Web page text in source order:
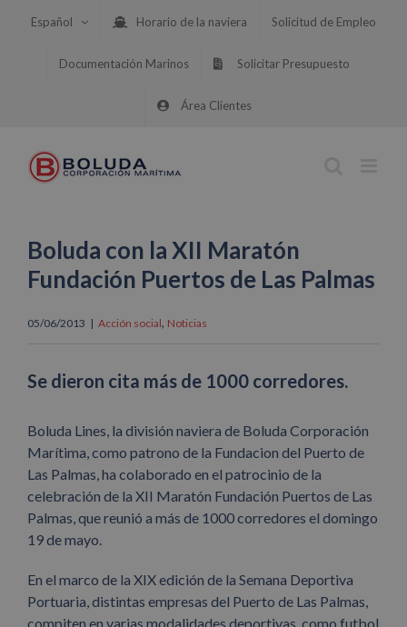
Español Horario de la naviera Solicitud de Empleo
Documentación Marinos Solicitar Presupuesto
Área Clientes
Boluda con la XII Maratón
Fundación Puertos de Las Palmas
05/06/2013 | Acción social, Noticias
Se dieron cita más de 1000 corredores.
Boluda Lines, la división naviera de Boluda Corporación
Marítima, como patrono de la Fundacion del Puerto de
Las Palmas, ha colaborado en el patrocinio de la
celebración de la XII Maratón Fundación Puertos de Las
Palmas, que reunió a más de 1000 corredores el domingo
19 de mayo.
En el marco de la XIX edición de la Semana Deportiva
Portuaria, distintas empresas del Puerto de Las Palmas,
compiten en varias modalidades deportivas, como futbol